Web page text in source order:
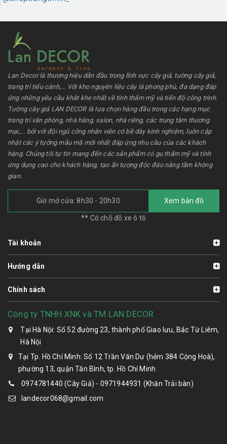
Lan Decor là thương hiệu dẫn đầu trong lĩnh vực cây giả, tường cây giả,
trang trí tiểu cảnh,... Với kho nguyên liệu cây lá phong phú, đa dạng đáp
ứng những yêu cầu khắt khe nhất về tính thẩm mỹ và tiến độ công trình.
Tường cây giả LAN DECOR là lựa chọn hàng đầu trong các hạng mục
trang trí văn phòng, nhà hàng, salon, nhà riêng, các trung tâm thương
mại,... bởi với đội ngũ công nhân viên có bề dày kinh nghiệm, luôn cập
nhật các ý tưởng mẫu mã mới nhất đáp ứng nhu cầu của các khách
hàng. Chúng tôi tự tin mang đến các sản phẩm có gu thẩm mỹ và tính
ứng dụng cao cho khách hàng, tạo ấn tượng độc đáo nâng tầm không
gian.
Giờ mở cửa: 8h30 - 20h30 Xem bản đồ
** Có chỗ đỗ xe ô tô
Tài khoản
Hướng dẫn
Chính sách
Công ty TNHH XNK và TM LAN DECOR
Tại Hà Nội: Số 52 đường 23, thành phố Giao lưu, Bắc Từ Liêm,
Hà Nội
Tại Tp. Hồ Chí Minh: Số 12 Trần Văn Dư (hẻm 384 Cộng Hoà),
phường 13, quận Tân Bình, tp. Hồ Chí Minh
0974781440 (Cây Giả) - 0971944931 (Khăn Trải bàn)
landecor068@gmail.com